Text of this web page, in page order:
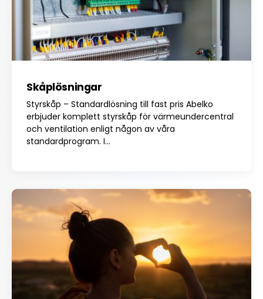
Skåplösningar
Styrskåp – Standardlösning till fast pris Abelko
erbjuder komplett styrskåp för värmeundercentral
och ventilation enligt någon av våra
standardprogram. I...